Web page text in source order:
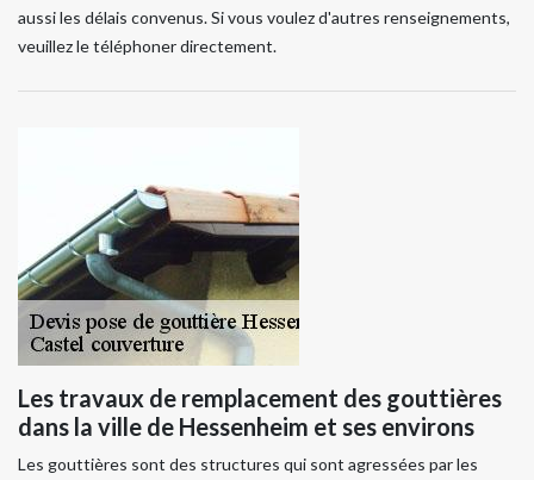
aussi les délais convenus. Si vous voulez d'autres renseignements,
veuillez le téléphoner directement.
Les travaux de remplacement des gouttières
dans la ville de Hessenheim et ses environs
Les gouttières sont des structures qui sont agressées par les